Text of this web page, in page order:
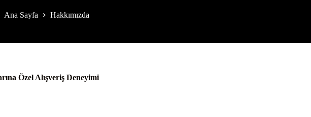
Ana Sayfa Hakkımızda
Özel Alışveriş Deneyimi